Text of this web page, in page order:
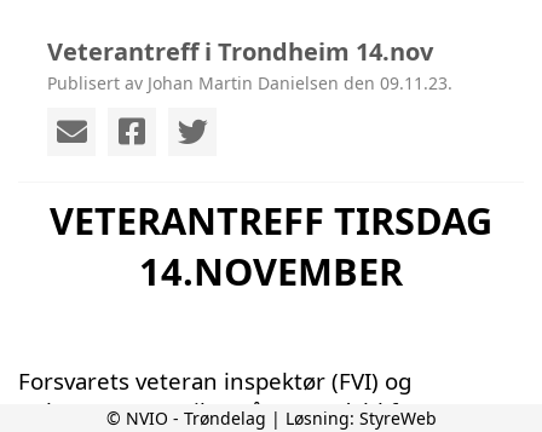
Veterantreff i Trondheim 14.nov
Publisert av Johan Martin Danielsen den 09.11.23.
VETERANTREFF TIRSDAG
14.NOVEMBER
Forsvarets veteran inspektør (FVI) og
Orlogsmester Erik Småtty Nordahl fra
© NVIO - Trøndelag | Løsning: StyreWeb